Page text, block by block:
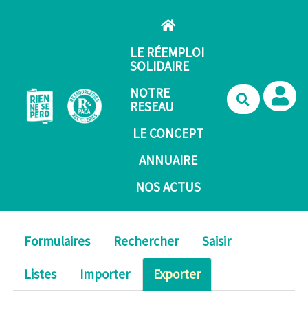
LE RÉEMPLOI
SOLIDAIRE
NOTRE
RESEAU
LE CONCEPT
ANNUAIRE
NOS ACTUS
Formulaires Rechercher
Saisir
Listes
Importer Exporter